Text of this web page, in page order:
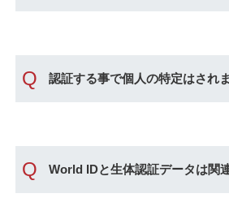
Q 認証する事で個人の特定はされ
Q World IDと生体認証データは関